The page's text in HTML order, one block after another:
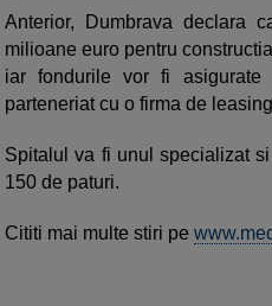
Anterior, Dumbrava declara
milioane euro pentru
iar fondurile vor fi asigurate
parteneriat cu o firma de
Spitalul va fi unul specializat
150 de paturi.
Cititi mai multe stiri pe